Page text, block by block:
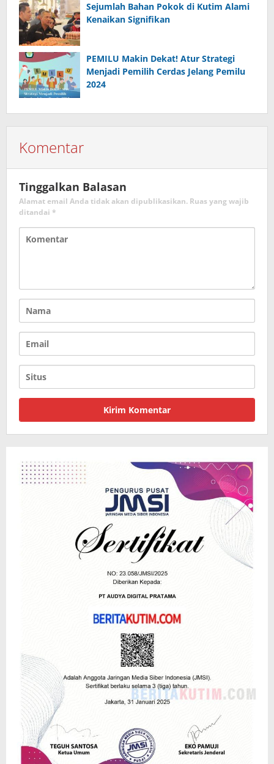
Sejumlah Bahan Pokok di Kutim Alami
Kenaikan Signifikan
PEMILU Makin Dekat! Atur Strategi
Menjadi Pemilih Cerdas Jelang Pemilu
2024
Komentar
Tinggalkan Balasan
Alamat email Anda tidak akan dipublikasikan. Ruas yang wajib
ditandai *